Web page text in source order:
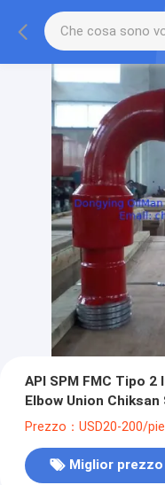
API SPM FMC Tipo 2
Elbow Union
Prezzo：USD20-200/
Miglior prezzo